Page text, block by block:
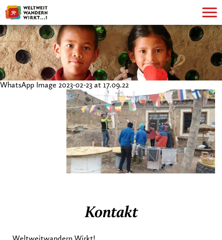
WhatsApp Image 2023-02-23 at 17.09.22
Kontakt